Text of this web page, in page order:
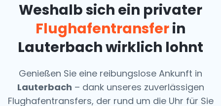
Weshalb sich ein privater
Flughafentransferin
Lauterbach wirklich lohnt
Genießen Sie eine reibungslose Ankunft in
Lauterbach – dank unseres zuverlässigen
Flughafentransfers, der rund um die Uhr für Sie